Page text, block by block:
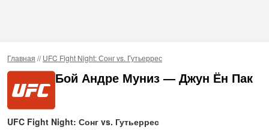
Главная //UFC Fight Night: Сонг vs. Гутьеррес
Бой Андре Муниз — Джун Ён Пак
UFC Fight Night: Сонг vs. Гутьеррес